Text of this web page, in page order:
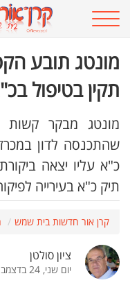
מונטג תובע
תקין בטיפול
מונטג מבקר קשות
שהתכנסה לדון
כ"א עליו יצאה
תיק כ"א בעירייה
קרן אור חדשות בית שמש
ציון סולטן
יום שני, 24 בדצמבר 2018, 02:14